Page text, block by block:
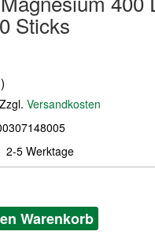
Sticks
Zzgl. Versandkosten
2-5 Werktage
Warenkorb